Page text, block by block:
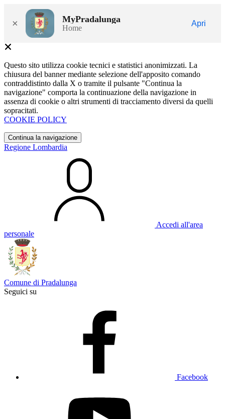
× MyPradalunga
Home
Apri
Questo sito utilizza cookie tecnici e statistici anonimizzati. La
chiusura del banner mediante selezione dell'apposito comando
contraddistinto dalla X o tramite il pulsante "Continua la
navigazione" comporta la continuazione della navigazione in
assenza di cookie o altri strumenti di tracciamento diversi da quelli
sopracitati.
COOKIE POLICY
Continua la navigazione
Regione Lombardia
Accedi all'area
personale
Comune di Pradalunga
Seguici su
Facebook